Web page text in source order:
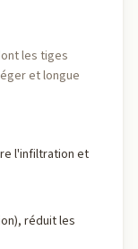
les tiges
et longue
l'infiltration et
réduit les